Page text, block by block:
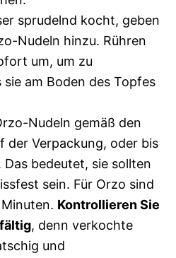
sprudelnd kocht, geben
Nudeln hinzu. Rühren
um, um zu
am Boden des Topfes
Nudeln gemäß den
der Verpackung, oder bis
Das bedeutet, sie sollten
sein. Für Orzo sind
Kontrollieren Sie
, denn verkochte
und